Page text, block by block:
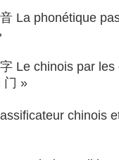
La phonétique
Le chinois par
门 »
chinois